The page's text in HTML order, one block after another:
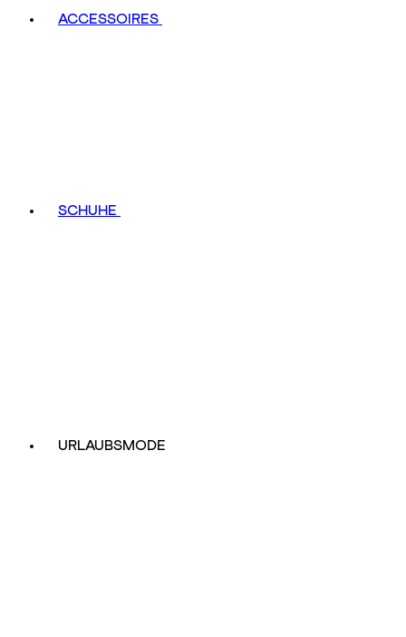
ACCESSOIRES
SCHUHE
URLAUBSMODE